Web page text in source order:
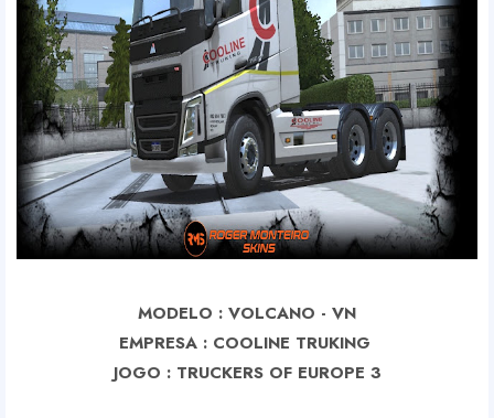
MODELO : VOLCANO - VN
EMPRESA : COOLINE TRUKING
JOGO : TRUCKERS OF EUROPE 3